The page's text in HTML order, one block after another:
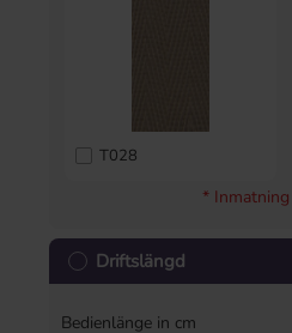
T028
*
Driftslängd
Bedienlänge in cm